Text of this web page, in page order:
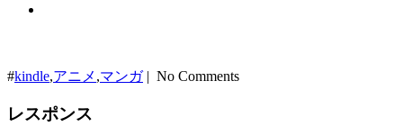
#kindle,アニメ ,マンガ| No Comments
レスポンス